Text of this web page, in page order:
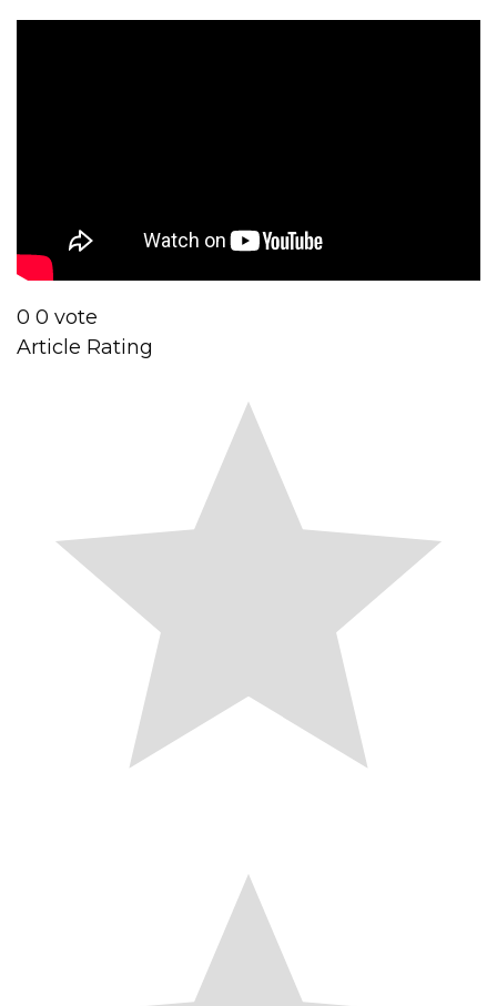
0 0 vote
Article Rating